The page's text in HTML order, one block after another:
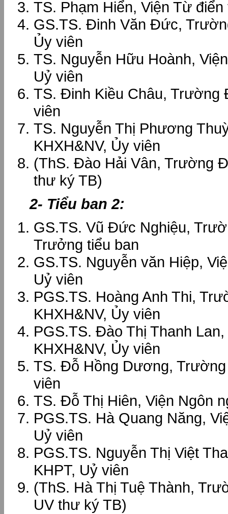
TS. Phạm Hiển, Viện Từ
GS.TS. Đinh Văn Đức,
Ủy viên
TS. Nguyễn Hữu Hoành,
Uỷ viên
TS. Đinh Kiều Châu, Trường
viên
TS. Nguyễn Thị Phương
KHXH&NV, Ủy viên
(ThS. Đào Hải Vân, Trường
thư ký TB)
2- Tiểu ban 2:
GS.TS. Vũ Đức Nghiệu,
Trưởng tiểu ban
GS.TS. Nguyễn văn Hiệp,
Uỷ viên
PGS.TS. Hoàng Anh Thi,
KHXH&NV, Ủy viên
PGS.TS. Đào Thị Thanh
KHXH&NV, Ủy viên
TS. Đỗ Hồng Dương,
viên
TS. Đỗ Thị Hiên, Viện Ngôn
PGS.TS. Hà Quang Năng,
Uỷ viên
PGS.TS. Nguyễn Thị Việt
KHPT, Uỷ viên
(ThS. Hà Thị Tuệ Thành,
UV thư ký TB)